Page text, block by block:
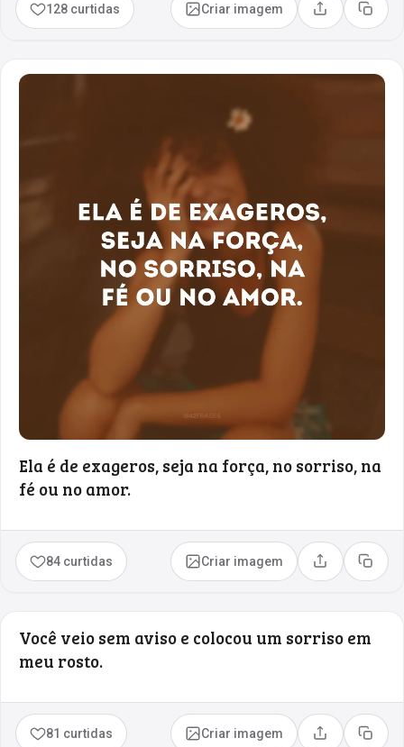
128 curtidas Criar imagem Compartilhar
Copiar
Ela é de exageros, seja na força, no sorriso, na
fé ou no amor.
84 curtidas Criar imagem Compartilhar
Copiar
Você veio sem aviso e colocou um sorriso em
meu rosto.
81 curtidas Criar imagem Compartilhar
Copiar